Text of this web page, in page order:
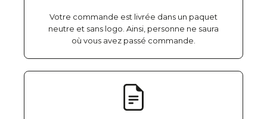
Votre commande est livrée dans un paquet
neutre et sans logo. Ainsi, personne ne saura
où vous avez passé commande.